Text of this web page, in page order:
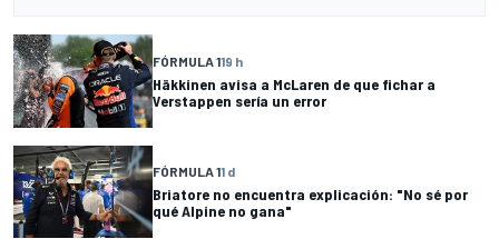
FÓRMULA 119 h
Häkkinen avisa a McLaren de que fichar a
Verstappen sería un error
FÓRMULA 11 d
Briatore no encuentra explicación: "No sé por
qué Alpine no gana"